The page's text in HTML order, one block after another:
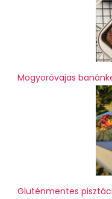
Mogyoróvajas
Gluténmentes